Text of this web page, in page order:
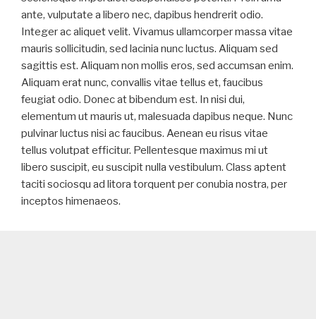
ante, vulputate a libero nec, dapibus hendrerit odio.
Integer ac aliquet velit. Vivamus ullamcorper massa vitae
mauris sollicitudin, sed lacinia nunc luctus. Aliquam sed
sagittis est. Aliquam non mollis eros, sed accumsan enim.
Aliquam erat nunc, convallis vitae tellus et, faucibus
feugiat odio. Donec at bibendum est. In nisi dui,
elementum ut mauris ut, malesuada dapibus neque. Nunc
pulvinar luctus nisi ac faucibus. Aenean eu risus vitae
tellus volutpat efficitur. Pellentesque maximus mi ut
libero suscipit, eu suscipit nulla vestibulum. Class aptent
taciti sociosqu ad litora torquent per conubia nostra, per
inceptos himenaeos.